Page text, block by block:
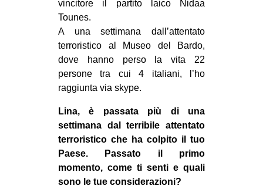
ms
SEARCH
vincitore il partito laico Nidaa
Tounes.
A una settimana dall’attentato
terroristico al Museo del Bardo,
dove hanno perso la vita 22
persone tra cui 4 italiani, l’ho
raggiunta via skype.
Lina, è passata più di una
settimana dal terribile attentato
terroristico che ha colpito il tuo
Paese. Passato il primo
momento, come ti senti e quali
sono le tue considerazioni?